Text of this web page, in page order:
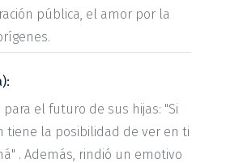
pública, el amor por la
el futuro de sus hijas: "Si
tiene la posibilidad de ver en ti
. Además, rindió un emotivo